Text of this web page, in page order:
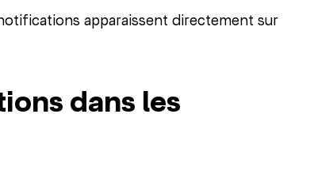
apparaissent directement sur
dans les